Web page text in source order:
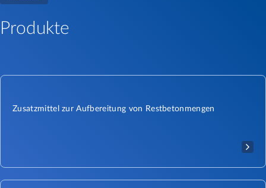
Produkte
Zusatzmittel zur Aufbereitung von Restbetonmengen